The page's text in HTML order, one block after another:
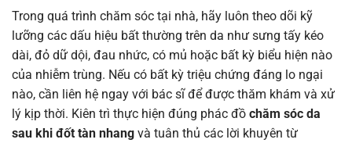
Trong quá trình chăm sóc tại nhà, hãy luôn theo dõi kỹ
lưỡng các dấu hiệu bất thường trên da như sưng tấy kéo
dài, đỏ dữ dội, đau nhức, có mủ hoặc bất kỳ biểu hiện nào
của nhiễm trùng. Nếu có bất kỳ triệu chứng đáng lo ngại
nào, cần liên hệ ngay với bác sĩ để được thăm khám và xử
lý kịp thời. Kiên trì thực hiện đúng phác đồ chăm sóc da
sau khi đốt tàn nhang và tuân thủ các lời khuyên từ